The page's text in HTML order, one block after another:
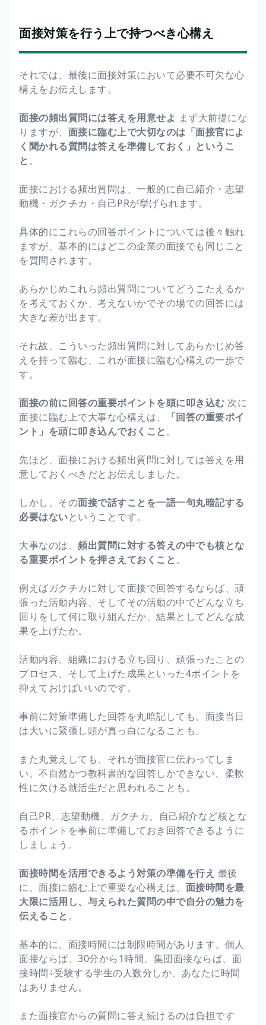
面接対策を行う上で持つべき心構え
それでは、最後に面接対策において必要不可欠な心
構えをお伝えします。
面接の頻出質問には答えを用意せよ まず大前提にな
りますが、 面接に臨む上で大切なのは「面接官によ
く聞かれる質問は答えを準備しておく」というこ
と。
面接における頻出質問は、一般的に自己紹介・志望
動機・ガクチカ・自己PRが挙げられます。
具体的にこれらの回答ポイントについては後々触れ
ますが、基本的にはどこの企業の面接でも同じこと
を質問されます。
あらかじめこれら頻出質問についてどうこたえるか
を考えておくか、考えないかでその場での回答には
大きな差が出ます。
それ故、こういった頻出質問に対してあらかじめ答
えを持って臨む、これが面接に臨む心構えの一歩で
す。
面接の前に回答の重要ポイントを頭に叩き込む 次に
面接に臨む上で大事な心構えは、
「回答の重要ポイ
ント」を頭に叩き込んでおくこと。
先ほど、面接における頻出質問に対しては答えを用
意しておくべきだとお伝えしました。
しかし、その面接で話すことを一語一句丸暗記する
必要はないということです。
大事なのは、 頻出質問に対する答えの中でも核とな
る重要ポイントを押さえておくこと。
例えばガクチカに対して面接で回答するならば、頑
張った活動内容、そしてその活動の中でどんな立ち
回りをして何に取り組んだか、結果としてどんな成
果を上げたか。
活動内容、組織における立ち回り、頑張ったことの
プロセス、そして上げた成果といった4ポイントを
抑えておけばいいのです。
事前に対策準備した回答を丸暗記しても、面接当日
は大いに緊張し頭が真っ白になることも。
また丸覚えしても、それが面接官に伝わってしま
い、不自然かつ教科書的な回答しかできない、柔軟
性に欠ける就活生だと思われることも。
自己PR、志望動機、ガクチカ、自己紹介など核とな
るポイントを事前に準備しておき回答できるように
しましょう。
面接時間を活用できるよう対策の準備を行え 最後
に、面接に臨む上で重要な心構えは、 面接時間を最
大限に活用し、与えられた質問の中で自分の魅力を
伝えること。
基本的に、面接時間には制限時間があります、個人
面接ならば、30分から1時間、集団面接ならば、面
接時間÷受験する学生の人数分しか、あなたに時間
はありません。
また面接官からの質問に答え続けるのは負担です